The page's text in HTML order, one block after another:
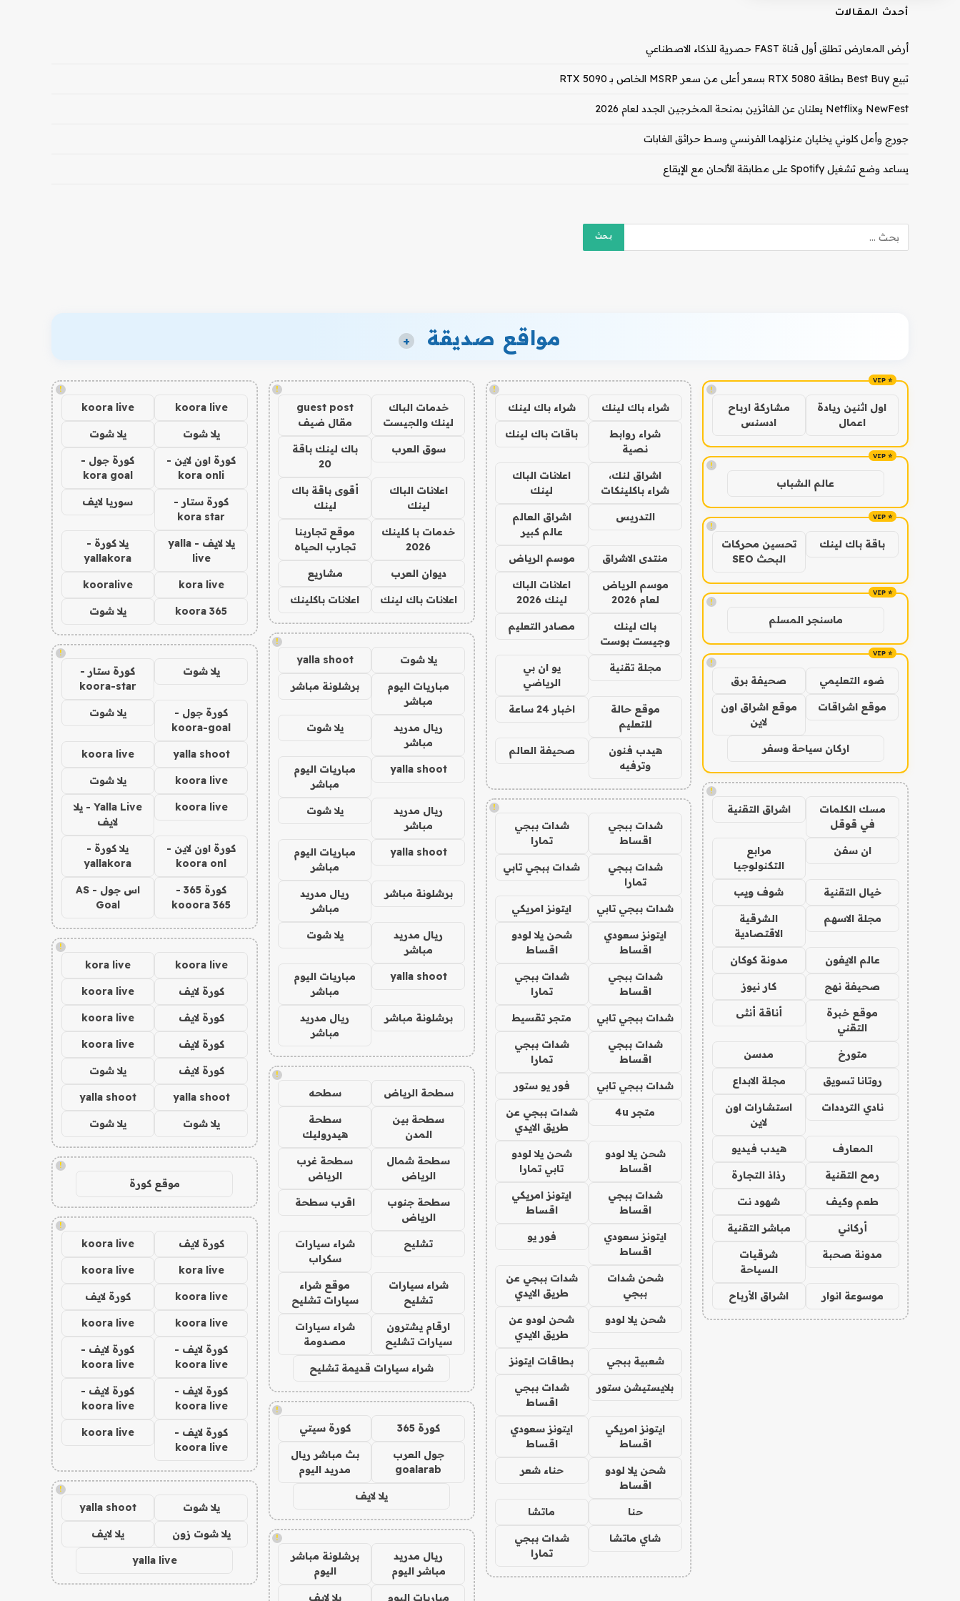
أحدث المقالات
أرض المعارض تطلق أول قناة FAST حصرية للذكاء الاصطناعي
تبيع Best Buy بطاقة RTX 5080 بسعر أعلى من سعر MSRP الخاص بـ RTX 5090
NewFest وNetflix يعلنان عن الفائزين بمنحة المخرجين الجدد لعام 2026
جورج وأمل كلوني يخليان منزلهما الفرنسي وسط حرائق الغابات
يساعد وضع تشغيل Spotify على مطابقة الألحان مع الإيقاع
مواقع صديقة +
!
اول اثنين ريادة
اعمال
مشاركة ارباح
ادسنس
!
عالم الشباب
!
باقة باك لينك
تحسين محركات
البحث SEO
!
ماسنجر المسلم
!
ضوء التعليمي صحيفة برق
موقع اشراقات
موقع اشراق اون
لاين
اركان سياحة وسفر
!
مسك الكلمات
في قوقل
اشراق التقنية
ان سفن
مرابع
التكنولوجيا
خيال التقنية شوف ويب
مجلة الاسهم
الشرقية
الاقتصادية
عالم الايفون مدونة كوكان
صحيفة نهج كار نيوز
موقع خبرة
التقني
أناقة أنثى
متورخ مدسن
روتانا تسويق مجلة الابداع
نادي الترددات
استشارات اون
لاين
المعارف هيدب فيديو
رمح التقنية رذاذ التجارة
طعم وكيف شهود نت
أركاني مباشر التقنية
مدونة صحبة
شرقيات
السياحة
موسوعة انوار اشراق الأرباح
!
شراء باك لينك شراء باك لينك
شراء روابط
نصية
باقات باك لينك
اشراق لنك،
شراء باكلينكات
اعلانات الباك
لينك
التدريس
اشراق العالم
عالم كبير
منتدى الاشراق موسم الرياض
موسم الرياض
لعام 2026
اعلانات الباك
لينك 2026
باك لينك
وجيست بوست
مصادر التعليم
مجلة تقنية
يو ان بي
الرياضي
موقع حالة
للتعليم
اخبار 24 ساعة
هيدب فنون
وترفيه
صحيفة العالم
!
شدات ببجي
اقساط
شدات ببجي
تمارا
شدات ببجي
تمارا
شدات ببجي تابي
شدات ببجي تابي ايتونز امريكي
ايتونز سعودي
اقساط
شحن يلا لودو
اقساط
شدات ببجي
اقساط
شدات ببجي
تمارا
شدات ببجي تابي متجر تقسيط
شدات ببجي
اقساط
شدات ببجي
تمارا
شدات ببجي تابي فور يو ستور
متجر 4u
شدات ببجي عن
طريق الايدي
شحن يلا لودو
اقساط
شحن يلا لودو
تابي تمارا
شدات ببجي
اقساط
ايتونز امريكي
اقساط
ايتونز سعودي
اقساط
فور يو
شحن شدات
ببجي
شدات ببجي عن
طريق الايدي
شحن يلا لودو
شحن لودو عن
طريق الايدي
شعبية ببجي بطاقات ايتونز
بلايستيشن ستور
شدات ببجي
اقساط
ايتونز امريكي
اقساط
ايتونز سعودي
اقساط
شحن يلا لودو
اقساط
حناء شعر
حنا ماتشا
شاي ماتشا
شدات ببجي
تمارا
!
خدمات الباك
لينك والجيست
guest post
مقال ضيف
سوق العرب
باك لينك باقة
20
اعلانات الباك
لينك
أقوى باقة باك
لينك
خدمات با كلينك
2026
موقع تجاربنا
تجارب الحياه
ديوان العرب مشاريع
اعلانات باك لينك اعلانات باكلينك
!
يلا شوت yalla shoot
مباريات اليوم
مباشر
برشلونة مباشر
ريال مدريد
مباشر
يلا شوت
yalla shoot
مباريات اليوم
مباشر
ريال مدريد
مباشر
يلا شوت
yalla shoot
مباريات اليوم
مباشر
برشلونة مباشر
ريال مدريد
مباشر
ريال مدريد
مباشر
يلا شوت
yalla shoot
مباريات اليوم
مباشر
برشلونة مباشر
ريال مدريد
مباشر
!
سطحة الرياض سطحه
سطحة بين
المدن
سطحة
هيدروليك
سطحة شمال
الرياض
سطحة غرب
الرياض
سطحة جنوب
الرياض
اقرب سطحة
تشليح
شراء سيارات
سكراب
شراء سيارات
تشليح
موقع شراء
سيارات تشليح
ارقام يشترون
سيارات تشليح
شراء سيارات
مصدومة
شراء سيارات قديمة تشليح
!
كورة 365 كورة سيتي
جول العرب
goalarab
بث مباشر ريال
مدريد اليوم
يلا لايف
!
ريال مدريد
مباشر اليوم
برشلونة مباشر
اليوم
مباريات اليوم يلا لايف
!
koora live
koora live
يلا شوت يلا شوت
كورة اون لاين -
kora onli
كورة جول -
kora goal
كورة ستار -
kora star
سوريا لايف
يلا لايف - yalla
live
يلا كورة -
yallakora
kora live
kooralive
koora 365 يلا شوت
!
يلا شوت
كورة ستار -
koora-star
كورة جول -
koora-goal
يلا شوت
yalla shoot
koora live
koora live يلا شوت
koora live
Yalla Live - يلا
لايف
كورة اون لاين -
koora onl
يلا كورة -
yallakora
كورة 365 -
kooora 365
اس جول - AS
Goal
!
koora live
kora live
كورة لايف koora live
كورة لايف koora live
كورة لايف koora live
كورة لايف يلا شوت
yalla shoot
yalla shoot
يلا شوت يلا شوت
!
موقع كورة
!
كورة لايف koora live
kora live
koora live
koora live كورة لايف
koora live
koora live
كورة لايف -
koora live
كورة لايف -
koora live
كورة لايف -
koora live
كورة لايف -
koora live
كورة لايف -
koora live
koora live
!
يلا شوت yalla shoot
يلا شوت زون يلا لايف
yalla live